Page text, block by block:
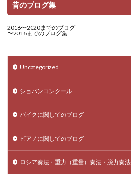
昔のブログ集
2016〜2020までのブログ
〜2016までのブログ集
Uncategorized
ショパンコンクール
バイクに関してのブログ
ピアノに関してのブログ
ロシア奏法・重力（重量）奏法・脱力奏法